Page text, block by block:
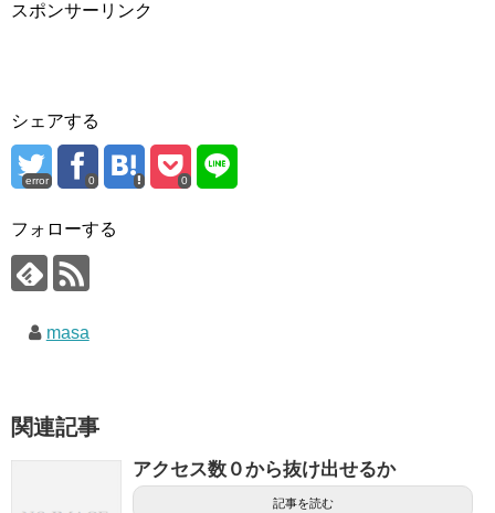
スポンサーリンク
シェアする
error 0 0
フォローする
masa
関連記事
アクセス数０から抜け出せるか
記事を読む